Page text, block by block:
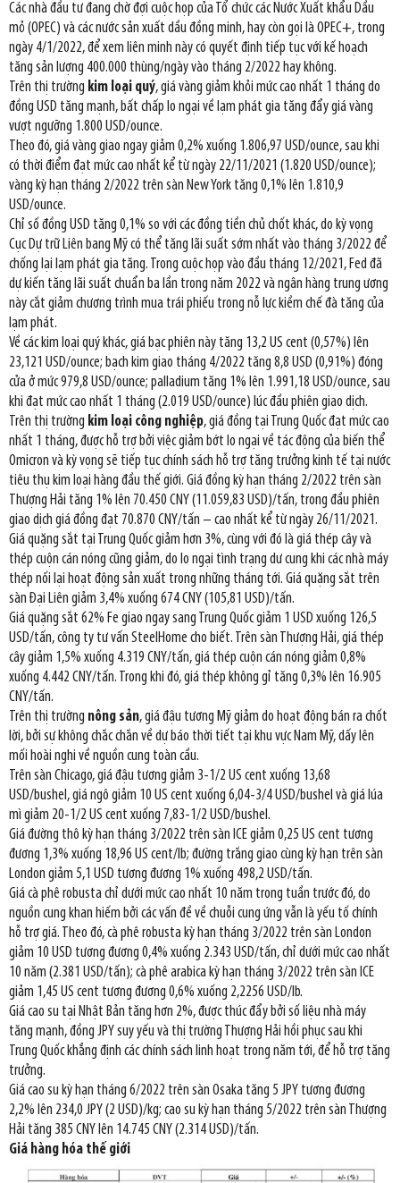
Các nhà đầu tư đang chờ đợi cuộc họp của Tổ chức các Nước Xuất khẩu Dầu
mỏ (OPEC) và các nước sản xuất dầu đồng minh, hay còn gọi là OPEC+, trong
ngày 4/1/2022, để xem liên minh này có quyết định tiếp tục với kế hoạch
tăng sản lượng 400.000 thùng/ngày vào tháng 2/2022 hay không.
Trên thị trường kim loại quý, giá vàng giảm khỏi mức cao nhất 1 tháng do
đồng USD tăng mạnh, bất chấp lo ngại về lạm phát gia tăng đẩy giá vàng
vượt ngưỡng 1.800 USD/ounce.
Theo đó, giá vàng giao ngay giảm 0,2% xuống 1.806,97 USD/ounce, sau khi
có thời điểm đạt mức cao nhất kể từ ngày 22/11/2021 (1.820 USD/ounce);
vàng kỳ hạn tháng 2/2022 trên sàn New York tăng 0,1% lên 1.810,9
USD/ounce.
Chỉ số đồng USD tăng 0,1% so với các đồng tiền chủ chốt khác, do kỳ vọng
Cục Dự trữ Liên bang Mỹ có thể tăng lãi suất sớm nhất vào tháng 3/2022 để
chống lại lạm phát gia tăng. Trong cuộc họp vào đầu tháng 12/2021, Fed đã
dự kiến tăng lãi suất chuẩn ba lần trong năm 2022 và ngân hàng trung ương
này cắt giảm chương trình mua trái phiếu trong nỗ lực kiềm chế đà tăng của
lạm phát.
Về các kim loại quý khác, giá bạc phiên này tăng 13,2 US cent (0,57%) lên
23,121 USD/ounce; bạch kim giao tháng 4/2022 tăng 8,8 USD (0,91%) đóng
cửa ở mức 979,8 USD/ounce; palladium tăng 1% lên 1.991,18 USD/ounce, sau
khi đạt mức cao nhất 1 tháng (2.019 USD/ounce) lúc đầu phiên giao dịch.
Trên thị trường kim loại công nghiệp, giá đồng tại Trung Quốc đạt mức cao
nhất 1 tháng, được hỗ trợ bởi việc giảm bớt lo ngại về tác động của biến thể
Omicron và kỳ vọng sẽ tiếp tục chính sách hỗ trợ tăng trưởng kinh tế tại nước
tiêu thụ kim loại hàng đầu thế giới. Giá đồng kỳ hạn tháng 2/2022 trên sàn
Thượng Hải tăng 1% lên 70.450 CNY (11.059,83 USD)/tấn, trong đầu phiên
giao dịch giá đồng đạt 70.870 CNY/tấn – cao nhất kể từ ngày 26/11/2021.
Giá quặng sắt tại Trung Quốc giảm hơn 3%, cùng với đó là giá thép cây và
thép cuộn cán nóng cũng giảm, do lo ngại tình trạng dư cung khi các nhà máy
thép nối lại hoạt động sản xuất trong những tháng tới. Giá quặng sắt trên
sàn Đại Liên giảm 3,4% xuống 674 CNY (105,81 USD)/tấn.
Giá quặng sắt 62% Fe giao ngay sang Trung Quốc giảm 1 USD xuống 126,5
USD/tấn, công ty tư vấn SteelHome cho biết. Trên sàn Thượng Hải, giá thép
cây giảm 1,5% xuống 4.319 CNY/tấn, giá thép cuộn cán nóng giảm 0,8%
xuống 4.442 CNY/tấn. Trong khi đó, giá thép không gỉ tăng 0,3% lên 16.905
CNY/tấn.
Trên thị trường nông sản, giá đậu tương Mỹ giảm do hoạt động bán ra chốt
lời, bởi sự không chắc chắn về dự báo thời tiết tại khu vực Nam Mỹ, dấy lên
mối hoài nghi về nguồn cung toàn cầu.
Trên sàn Chicago, giá đậu tương giảm 3-1/2 US cent xuống 13,68
USD/bushel, giá ngô giảm 10 US cent xuống 6,04-3/4 USD/bushel và giá lúa
mì giảm 20-1/2 US cent xuống 7,83-1/2 USD/bushel.
Giá đường thô kỳ hạn tháng 3/2022 trên sàn ICE giảm 0,25 US cent tương
đương 1,3% xuống 18,96 US cent/lb; đường trắng giao cùng kỳ hạn trên sàn
London giảm 5,1 USD tương đương 1% xuống 498,2 USD/tấn.
Giá cà phê robusta chỉ dưới mức cao nhất 10 năm trong tuần trước đó, do
nguồn cung khan hiếm bởi các vấn đề về chuỗi cung ứng vẫn là yếu tố chính
hỗ trợ giá. Theo đó, cà phê robusta kỳ hạn tháng 3/2022 trên sàn London
giảm 10 USD tương đương 0,4% xuống 2.343 USD/tấn, chỉ dưới mức cao nhất
10 năm (2.381 USD/tấn); cà phê arabica kỳ hạn tháng 3/2022 trên sàn ICE
giảm 1,45 US cent tương đương 0,6% xuống 2,2256 USD/lb.
Giá cao su tại Nhật Bản tăng hơn 2%, được thúc đẩy bởi số liệu nhà máy
tăng mạnh, đồng JPY suy yếu và thị trường Thượng Hải hồi phục sau khi
Trung Quốc khẳng định các chính sách linh hoạt trong năm tới, để hỗ trợ tăng
trưởng.
Giá cao su kỳ hạn tháng 6/2022 trên sàn Osaka tăng 5 JPY tương đương
2,2% lên 234,0 JPY (2 USD)/kg; cao su kỳ hạn tháng 5/2022 trên sàn Thượng
Hải tăng 385 CNY lên 14.745 CNY (2.314 USD)/tấn.
Giá hàng hóa thế giới